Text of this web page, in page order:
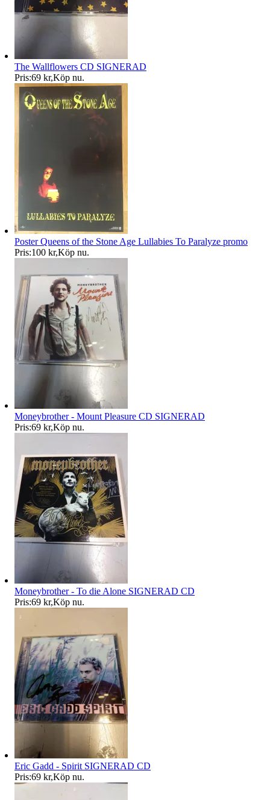
The Wallflowers CD SIGNERAD
Pris:69 kr,Köp nu.
Poster Queens of the Stone Age Lullabies To Paralyze promo
Pris:100 kr,Köp nu.
Moneybrother - Mount Pleasure CD SIGNERAD
Pris:69 kr,Köp nu.
Moneybrother - To die Alone SIGNERAD CD
Pris:69 kr,Köp nu.
Eric Gadd - Spirit SIGNERAD CD
Pris:69 kr,Köp nu.